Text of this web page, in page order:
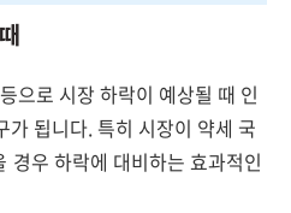
으로 시장 하락이 예상될 때 인
됩니다. 특히 시장이 약세 국
경우 하락에 대비하는 효과적인